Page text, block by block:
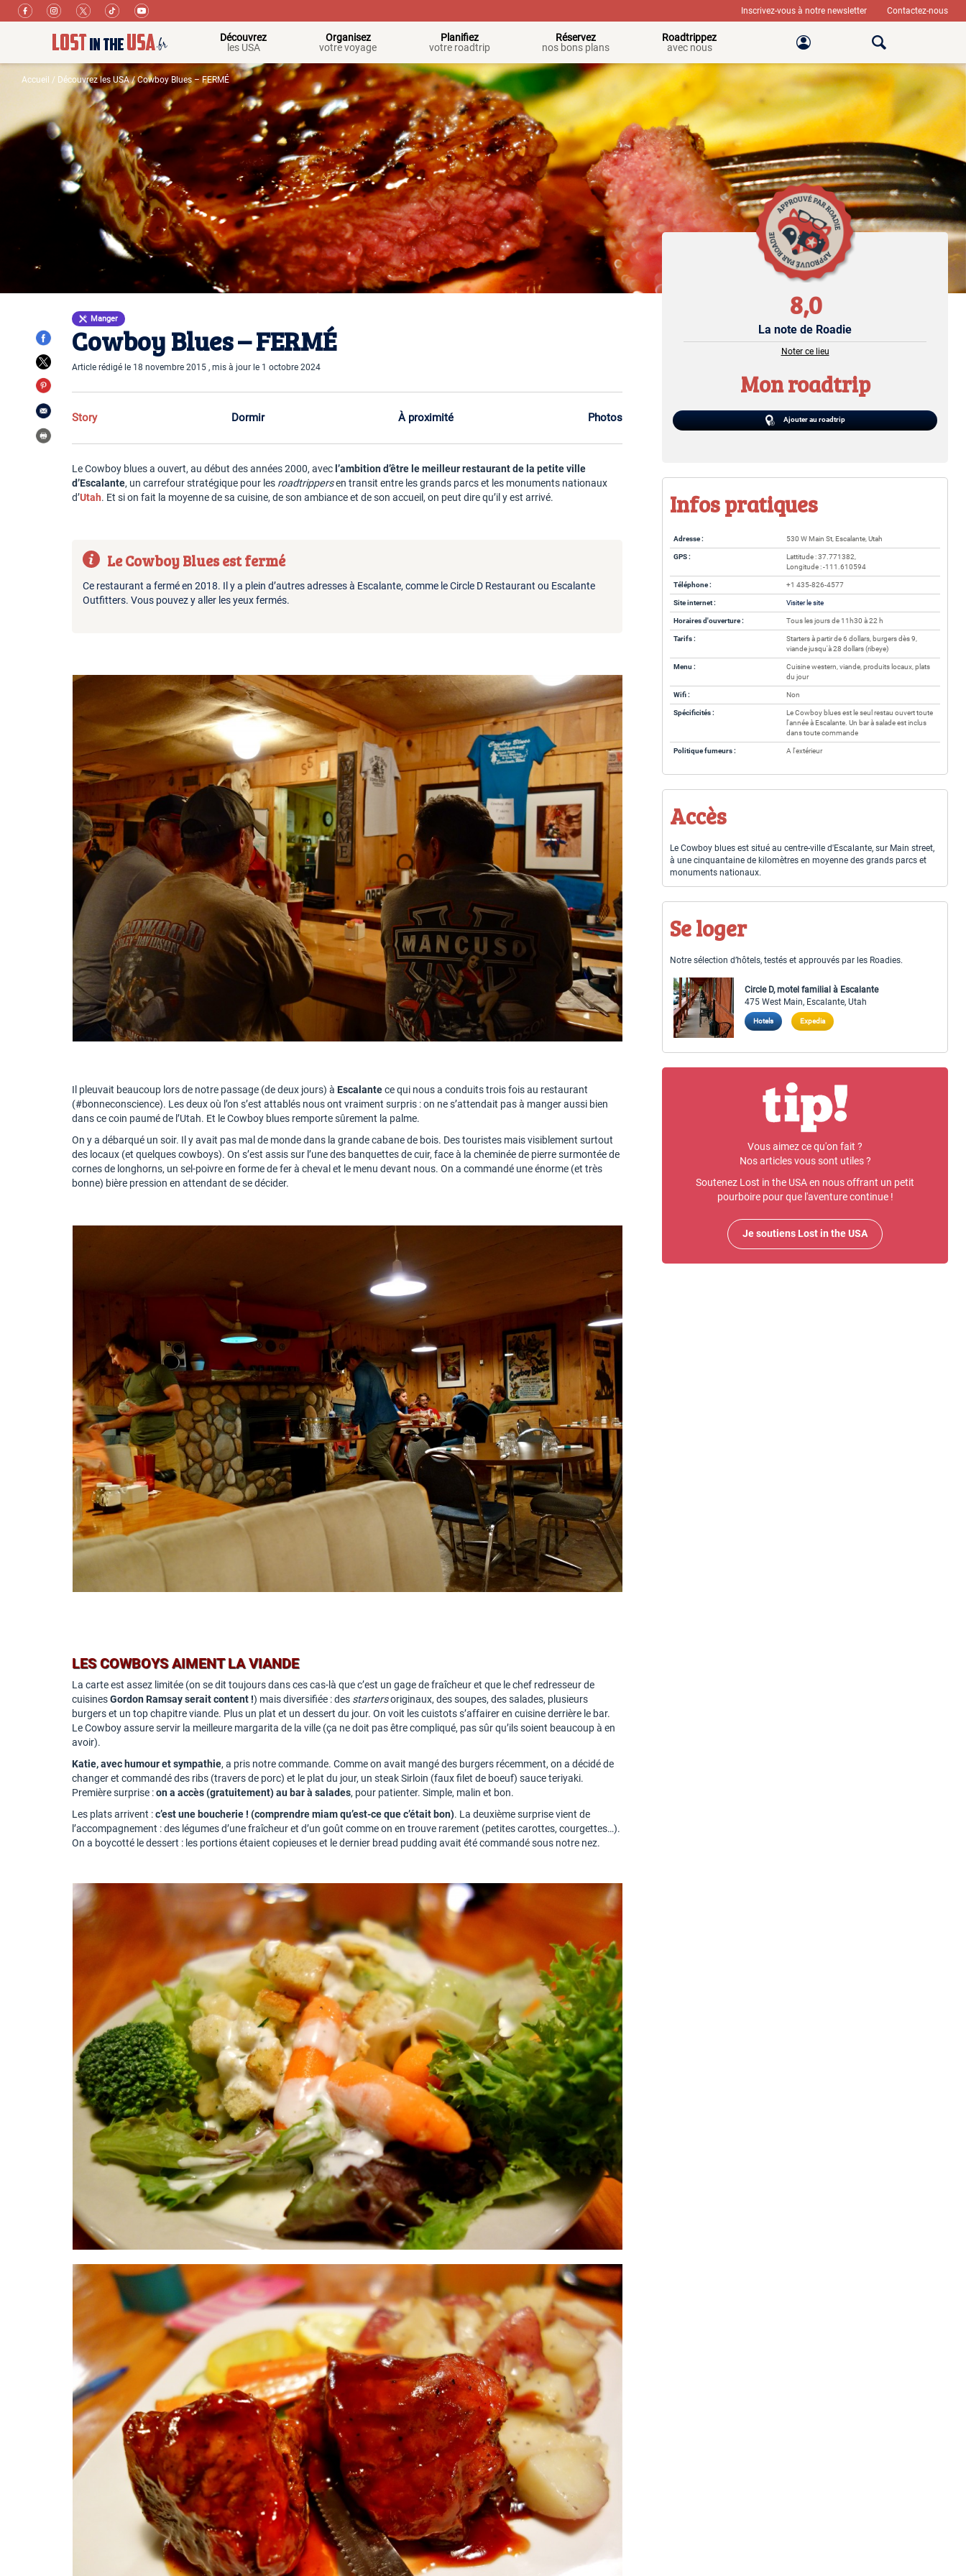
Inscrivez-vous à notre newsletter Contactez-nous
Découvrez
les USA
Organisez
votre voyage
Planifiez
votre roadtrip
Réservez
nos bons plans
Roadtrippez
avec nous
Accueil / Découvrez les USA/ Cowboy Blues – FERMÉ
Manger
Cowboy Blues – FERMÉ
Article rédigé le 18 novembre 2015 , mis à jour le 1 octobre 2024
Story Dormir À proximité Photos
Le Cowboy blues a ouvert, au début des années 2000, avec l’ambition d’être le meilleur restaurant de la petite ville
d’Escalante, un carrefour stratégique pour les roadtrippersen transit entre les grands parcs et les monuments nationaux
d’Utah. Et si on fait la moyenne de sa cuisine, de son ambiance et de son accueil, on peut dire qu’il y est arrivé.
Le Cowboy Blues est fermé
Ce restaurant a fermé en 2018. Il y a plein d’autres adresses à Escalante, comme le Circle D Restaurant ou Escalante
Outfitters. Vous pouvez y aller les yeux fermés.
Il pleuvait beaucoup lors de notre passage (de deux jours) àEscalantece qui nous a conduits trois fois au restaurant
(#bonneconscience). Les deux où l’on s’est attablés nous ont vraiment surpris : on ne s’attendait pas à manger aussi bien
dans ce coin paumé de l’Utah. Et le Cowboy blues remporte sûrement la palme.
On y a débarqué un soir. Il y avait pas mal de monde dans la grande cabane de bois. Des touristes mais visiblement surtout
des locaux (et quelques cowboys). On s’est assis sur l’une des banquettes de cuir, face à la cheminée de pierre surmontée de
cornes de longhorns, un sel-poivre en forme de fer à cheval et le menu devant nous. On a commandé une énorme (et très
bonne) bière pression en attendant de se décider.
LES COWBOYS AIMENT LA VIANDE
La carte est assez limitée (on se dit toujours dans ces cas-là que c’est un gage de fraîcheur et que le chef redresseur de
cuisinesGordon Ramsay serait content !) mais diversifiée : des startersoriginaux, des soupes, des salades, plusieurs
burgers et un top chapitre viande. Plus un plat et un dessert du jour. On voit les cuistots s’affairer en cuisine derrière le bar.
Le Cowboy assure servir la meilleure margarita de la ville (ça ne doit pas être compliqué, pas sûr qu’ils soient beaucoup à en
avoir).
Katie, avec humour et sympathie, a pris notre commande. Comme on avait mangé des burgers récemment, on a décidé de
changer et commandé des ribs (travers de porc) et le plat du jour, un steak Sirloin (faux filet de boeuf) sauce teriyaki.
Première surprise :on a accès (gratuitement) au bar à salades, pour patienter. Simple, malin et bon.
Les plats arrivent :c’est une boucherie ! (comprendre miam qu’est-ce que c’était bon). La deuxième surprise vient de
l’accompagnement : des légumes d’une fraîcheur et d’un goût comme on en trouve rarement (petites carottes, courgettes…).
On a boycotté le dessert : les portions étaient copieuses et le dernier bread pudding avait été commandé sous notre nez.
8,0
La note de Roadie
Noter ce lieu
Mon roadtrip
Ajouter au roadtrip
Infos pratiques
Adresse : 530 W Main St, Escalante, Utah
GPS :
Lattitude : 37.771382,
Longitude : -111.610594
Téléphone : +1 435-826-4577
Site internet : Visiter le site
Horaires d'ouverture : Tous les jours de 11h30 à 22 h
Tarifs :
Starters à partir de 6 dollars, burgers dès 9,
viande jusqu'à 28 dollars (ribeye)
Menu :
Cuisine western, viande, produits locaux, plats
du jour
Wifi : Non
Spécificités :
Le Cowboy blues est le seul restau ouvert toute
l'année à Escalante. Un bar à salade est inclus
dans toute commande
Politique fumeurs : A l'extérieur
Accès
Le Cowboy blues est situé au centre-ville d'Escalante, sur Main street,
à une cinquantaine de kilomètres en moyenne des grands parcs et
monuments nationaux.
Se loger
Notre sélection d’hôtels, testés et approuvés par les Roadies.
Circle D, motel familial à Escalante
475 West Main, Escalante, Utah
Hotels Expedia
Vous aimez ce qu'on fait ?
Nos articles vous sont utiles ?
Soutenez Lost in the USA en nous offrant un petit
pourboire pour que l'aventure continue !
Je soutiens Lost in the USA